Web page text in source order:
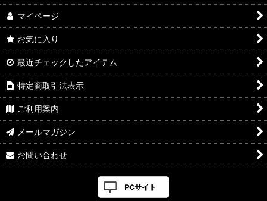
マイページ
お気に入り
最近チェックしたアイテム
特定商取引法表示
ご利用案内
メールマガジン
お問い合わせ
PCサイト